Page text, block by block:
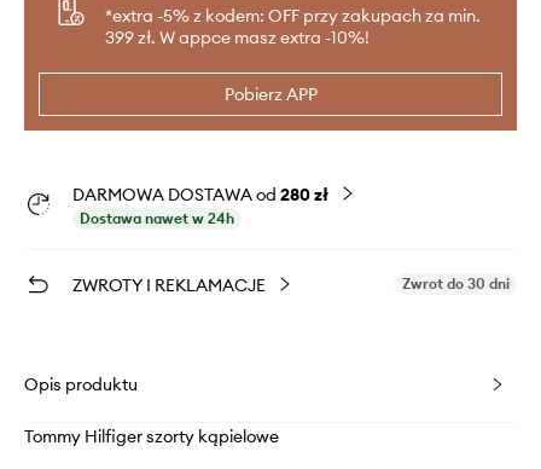
*extra -5% z kodem: OFF przy zakupach za min.
399 zł. W appce masz extra -10%!
Pobierz APP
DARMOWA DOSTAWA od 280 zł
Dostawa nawet w 24h
ZWROTY I REKLAMACJE Zwrot do 30 dni
Opis produktu
Tommy Hilfiger szorty kąpielowe